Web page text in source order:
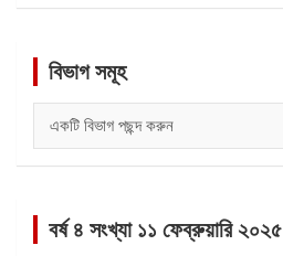
বিভাগ সমূহ
সমূহ
বর্ষ ৪ সংখ্যা ১১ ফেব্রুয়ারি ২০২৫